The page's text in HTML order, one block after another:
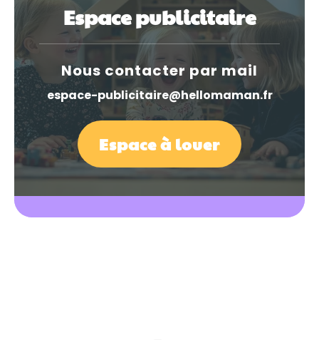
Espace publicitaire
Nous contacter par mail
espace-publicitaire@hellomaman.fr
Espace à louer